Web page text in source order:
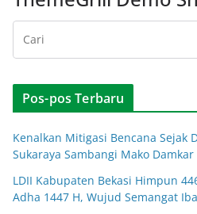
Pos-pos Terbaru
Kenalkan Mitigasi Bencana Sejak
Sukaraya Sambangi Mako
LDII Kabupaten Bekasi Himpun
Adha 1447 H, Wujud Semangat